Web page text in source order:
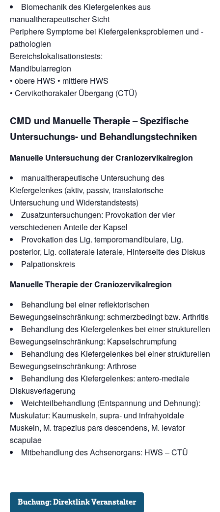
Biomechanik des Kiefergelenkes aus
manualtherapeutischer Sicht
Periphere Symptome bei Kiefergelenksproblemen und -
pathologien
Bereichslokalisationstests:
Mandibularregion
• obere HWS • mittlere HWS
• Cervikothorakaler Übergang (CTÜ)
CMD und Manuelle Therapie – Spezifische
Untersuchungs- und Behandlungstechniken
Manuelle Untersuchung der Craniozervikalregion
manualtherapeutische Untersuchung des
Kiefergelenkes (aktiv, passiv, translatorische
Untersuchung und Widerstandstests)
Zusatzuntersuchungen: Provokation der vier
verschiedenen Anteile der Kapsel
Provokation des Lig. temporomandibulare, Lig.
posterior, Lig. collaterale laterale, Hinterseite des Diskus
Palpationskreis
Manuelle Therapie der Craniozervikalregion
Behandlung bei einer reflektorischen
Bewegungseinschränkung: schmerzbedingt bzw. Arthritis
Behandlung des Kiefergelenkes bei einer strukturellen
Bewegungseinschränkung: Kapselschrumpfung
Behandlung des Kiefergelenkes bei einer strukturellen
Bewegungseinschränkung: Arthrose
Behandlung des Kiefergelenkes: antero-mediale
Diskusverlagerung
Weichteilbehandlung (Entspannung und Dehnung):
Muskulatur: Kaumuskeln, supra- und infrahyoidale
Muskeln, M. trapezius pars descendens, M. levator
scapulae
Mitbehandlung des Achsenorgans: HWS – CTÜ
Buchung: Direktlink Veranstalter